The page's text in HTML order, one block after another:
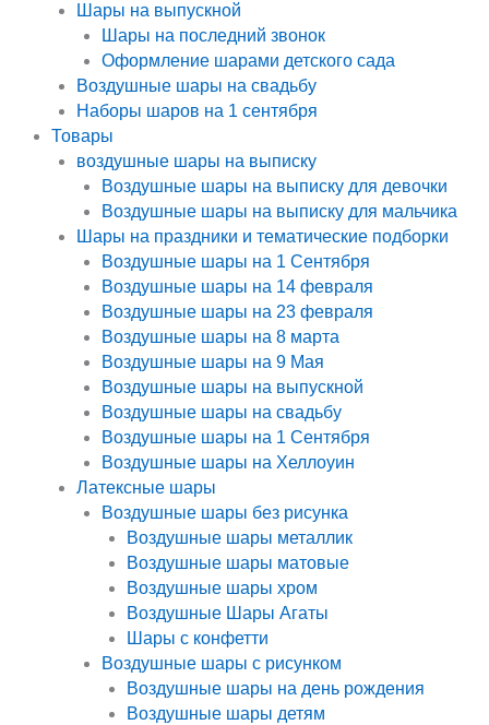
Шары на выпускной
Шары на последний звонок
Оформление шарами детского сада
Воздушные шары на свадьбу
Наборы шаров на 1 сентября
Товары
воздушные шары на выписку
Воздушные шары на выписку для девочки
Воздушные шары на выписку для мальчика
Шары на праздники и тематические подборки
Воздушные шары на 1 Сентября
Воздушные шары на 14 февраля
Воздушные шары на 23 февраля
Воздушные шары на 8 марта
Воздушные шары на 9 Мая
Воздушные шары на выпускной
Воздушные шары на свадьбу
Воздушные шары на 1 Сентября
Воздушные шары на Хеллоуин
Латексные шары
Воздушные шары без рисунка
Воздушные шары металлик
Воздушные шары матовые
Воздушные шары хром
Воздушные Шары Агаты
Шары с конфетти
Воздушные шары с рисунком
Воздушные шары на день рождения
Воздушные шары детям